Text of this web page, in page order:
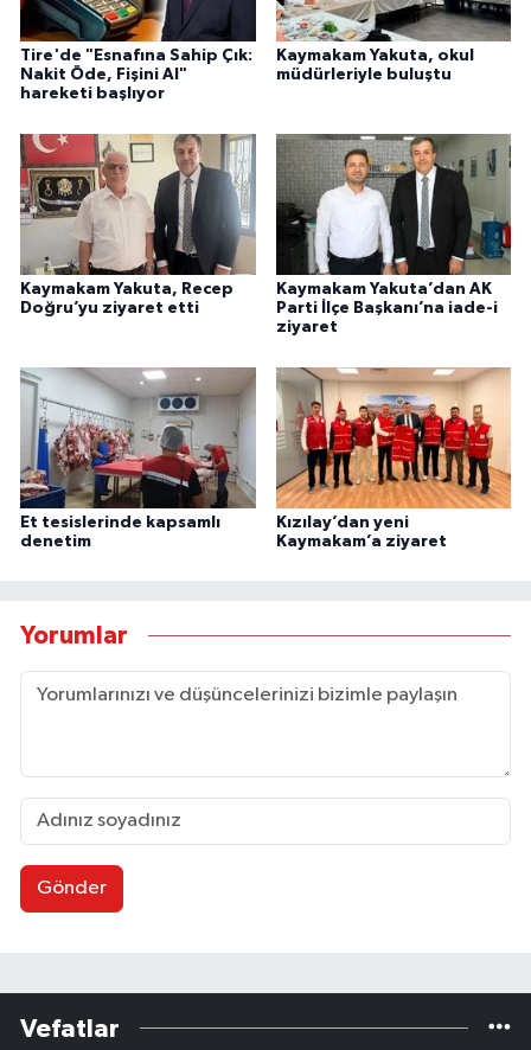
Tire'de "Esnafına Sahip Çık:
Nakit Öde, Fişini Al"
hareketi başlıyor
Kaymakam Yakuta, okul
müdürleriyle buluştu
Kaymakam Yakuta, Recep
Doğru’yu ziyaret etti
Kaymakam Yakuta’dan AK
Parti İlçe Başkanı’na iade-i
ziyaret
Et tesislerinde kapsamlı
denetim
Kızılay’dan yeni
Kaymakam’a ziyaret
Yorumlar
Gönder
Vefatlar